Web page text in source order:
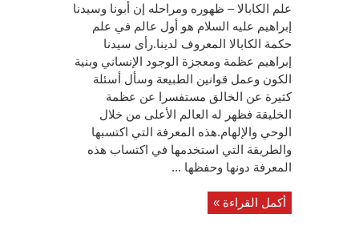
علم الكابالا – ظهوره ومراحله إن أبونا وسيدنا
إبراهيم عليه السلام هو أول عالم في علم
حكمة الكابالا المعروف لدينا.رأى سيدنا
إبراهيم عظمة ومعجزة الوجود الإنساني وبنية
الكون وعمل قوانين الطبيعة وسأل أسئلة
كثيرة عن الخالق مستفسرا عن عظمة
الخليقة فظهر له العالم الأعلى من خلال
الوحي والإلهام.هذه المعرفة التي اكتسبها
والطريقة التي استخدمها في اكتساب هذه
المعرفة دونها وحفظها ...
أكمل القراءة »